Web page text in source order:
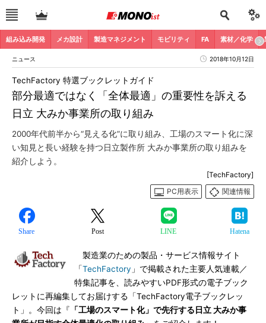
組み込み開発 メカ設計 製造マネジメント モビリティ FA 素材／化学
ニュース 2018年10月12日
部分最適ではなく「全体最適」の重要性を訴える
日立 大みか事業所の取り組み
TechFactory 特選ブックレットガイド
2000年代前半から“見える化”に取り組み、工場のスマート化に深
い知見と長い経験を持つ日立製作所 大みか事業所の取り組みを
紹介しよう。
[TechFactory]
PC用表示
関連情報
Share Post LINE Hatena
製造業のための製品・サービス情報サイト
「TechFactory 」で掲載された主要人気連載／
特集記事を、読みやすいPDF形式の電子ブック
レットに再編集してお届けする「TechFactory電子ブックレッ
ト」。今回は『 「工場のスマート化」で先行する日立 大みか事